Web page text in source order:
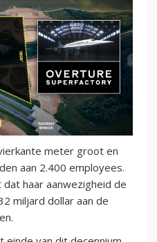
meter groot en
aan 2.400 employees.
haar aanwezigheid de
miljard dollar aan de